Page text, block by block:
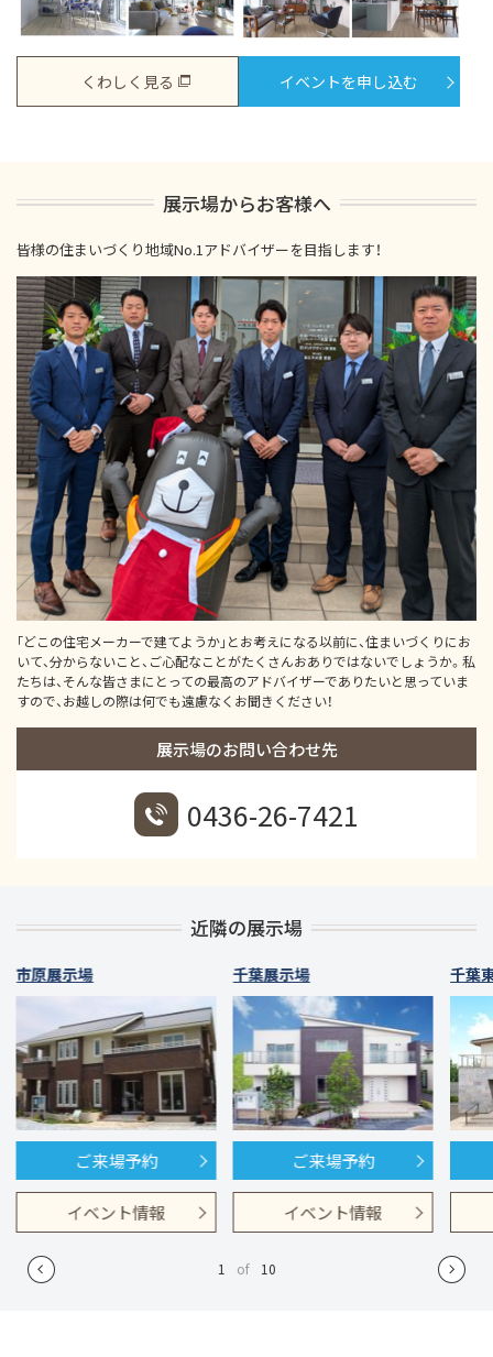
くわしく見る イベントを申し込む
展示場からお客様へ
皆様の住まいづくり地域No.1アドバイザーを目指します！
｢どこの住宅メーカーで建てようか｣とお考えになる以前に、住まいづくりにお
いて、分からないこと、ご心配なことがたくさんおありではないでしょうか。私
たちは、そんな皆さまにとっての最高のアドバイザーでありたいと思っていま
すので、お越しの際は何でも遠慮なくお聞きください！
展示場のお問い合わせ先
0436-26-7421
近隣の展示場
市原展示場
ご来場予約
イベント情報
千葉展示場
ご来場予約
イベント情報
千葉
1 of 10